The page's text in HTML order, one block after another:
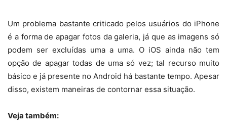
Um problema bastante criticado pelos usuários do iPhone
é a forma de apagar fotos da galeria, já que as imagens só
podem ser excluídas uma a uma. O iOS ainda não tem
opção de apagar todas de uma só vez; tal recurso muito
básico e já presente no Android há bastante tempo. Apesar
disso, existem maneiras de contornar essa situação.
Veja também: